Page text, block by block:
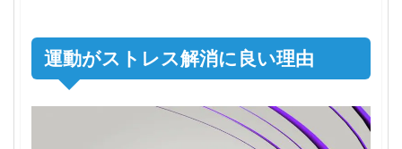
運動がストレス解消に良い理由